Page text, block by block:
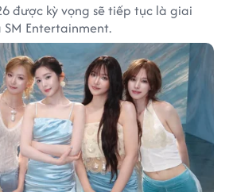
được kỳ vọng sẽ tiếp tục là giai
Entertainment.